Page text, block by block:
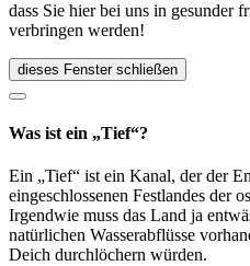
dass Sie hier bei uns in gesunder
verbringen werden!
dieses Fenster schließen
Was ist ein „Tief“?
Ein „Tief“ ist ein Kanal, der der
eingeschlossenen Festlandes der
Irgendwie muss das Land ja
natürlichen Wasserabflüsse
Deich durchlöchern würden.